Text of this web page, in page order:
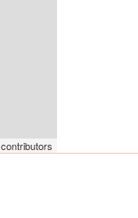
contributors